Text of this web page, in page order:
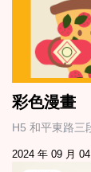
彩色漫畫
H5 和平東路三
2024 年 09 月 04